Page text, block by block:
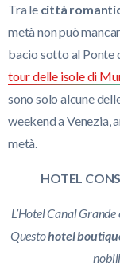
Tra le città
metà non può
bacio sotto al Ponte
tour delle isole di
sono solo alcune
weekend a Venezia,
metà.
HOTEL
L’Hotel Canal
Questohotel